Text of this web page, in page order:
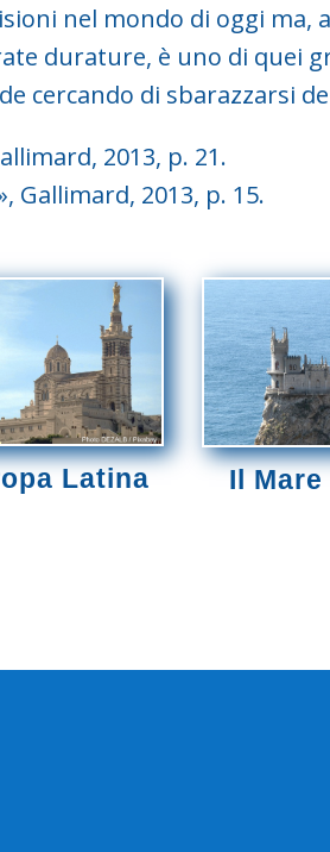
nel mondo di oggi ma,
durature, è uno di quei
cercando di sbarazzarsi
2013, p. 21.
Gallimard, 2013, p. 15.
Latina Il